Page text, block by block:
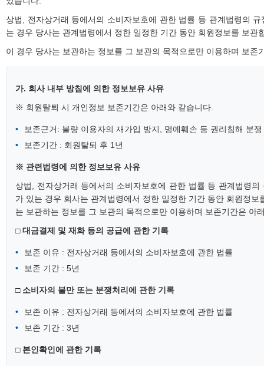
상법, 전자상거래 등에서의 소비자보호에 관한 법률 등 관계법령의
는 경우 당사는 관계법령에서 정한 일정한 기간 동안 회원정보를 보관
이 경우 당사는 보관하는 정보를 그 보관의 목적으로만 이용하며 보존
가. 회사 내부 방침에 의한 정보보유 사유
※ 회원탈퇴 시 개인정보 보존기간은 아래와 같습니다.
보존근거: 불량 이용자의 재가입 방지, 명예훼손 등 권리침해 분
보존기간 : 회원탈퇴 후 1년
※ 관련법령에 의한 정보보유 사유
상법, 전자상거래 등에서의 소비자보호에 관한 법률 등 관계법령
가 있는 경우 회사는 관계법령에서 정한 일정한 기간 동안 회원정보
는 보관하는 정보를 그 보관의 목적으로만 이용하며 보존기간은 아
□ 대금결제 및 재화 등의 공급에 관한 기록
보존 이유 : 전자상거래 등에서의 소비자보호에 관한 법률
보존 기간 : 5년
□ 소비자의 불만 또는 분쟁처리에 관한 기록
보존 이유 : 전자상거래 등에서의 소비자보호에 관한 법률
보존 기간 : 3년
□ 본인확인에 관한 기록